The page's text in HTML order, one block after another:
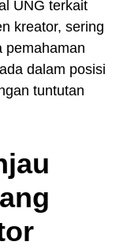
UNG terkait
kreator, sering
pemahaman
dalam posisi
tuntutan